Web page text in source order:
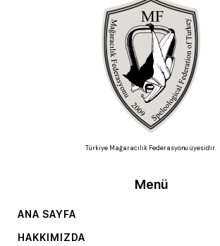
Türkiye Mağaracılık Federasyonu üyesidir.
Menü
ANA SAYFA
HAKKIMIZDA